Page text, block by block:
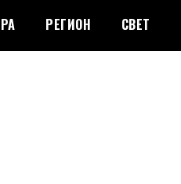
РЕГИОН СВЕТ